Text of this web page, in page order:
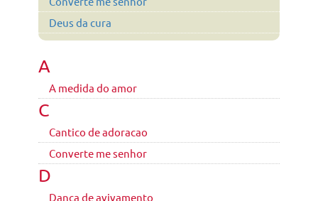
Deus da cura
A
A medida do amor
C
Cantico de adoracao
Converte me senhor
D
Danca de avivamento